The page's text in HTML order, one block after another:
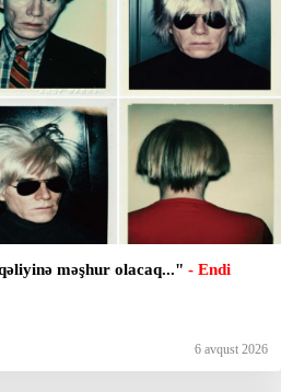
məşhur olacaq..." - Endi
6 avqust 2026